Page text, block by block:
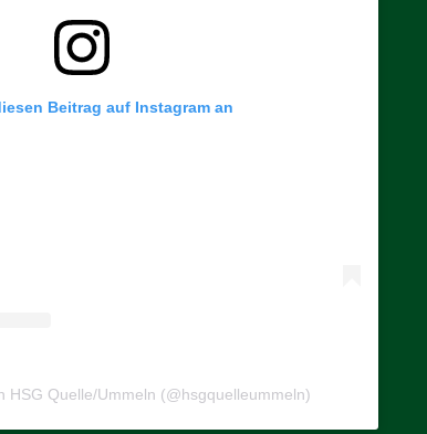
Beitrag auf Instagram an
HSG Quelle/Ummeln (@hsgquelleummeln)